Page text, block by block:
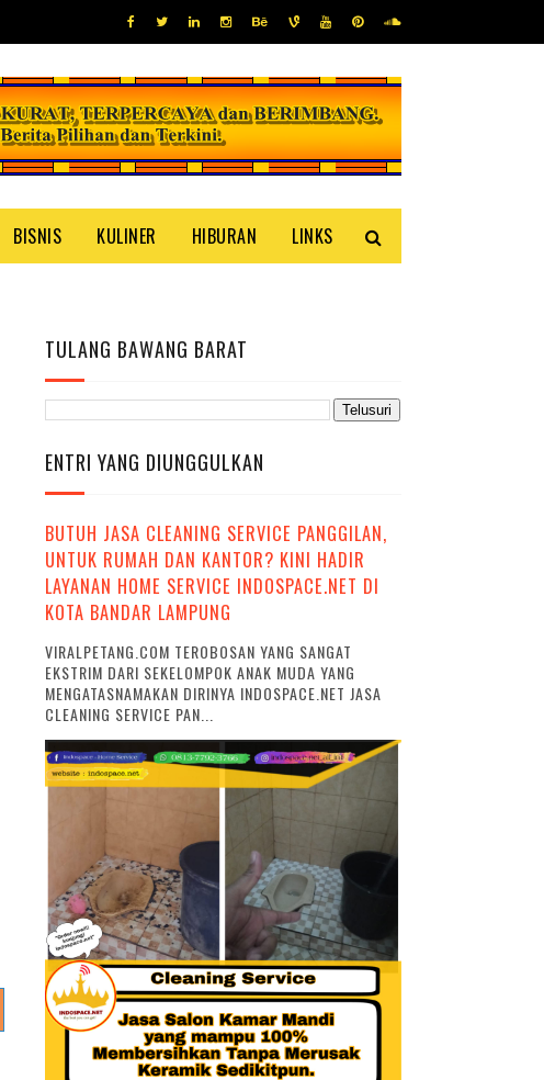
BISNIS KULINER HIBURAN LINKS
TULANG BAWANG BARAT
ENTRI YANG DIUNGGULKAN
BUTUH JASA CLEANING SERVICE PANGGILAN,
UNTUK RUMAH DAN KANTOR? KINI HADIR
LAYANAN HOME SERVICE INDOSPACE.NET DI
KOTA BANDAR LAMPUNG
VIRALPETANG.COM TEROBOSAN YANG SANGAT
EKSTRIM DARI SEKELOMPOK ANAK MUDA YANG
MENGATASNAMAKAN DIRINYA INDOSPACE.NET JASA
CLEANING SERVICE PAN...